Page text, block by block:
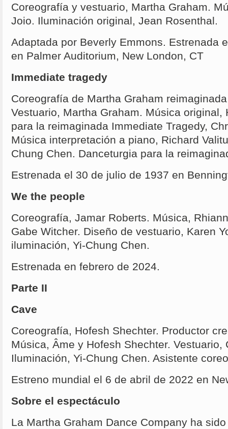
Coreografía y vestuario, Martha Graham.
Joio. Iluminación original, Jean Rosenthal.
Adaptada por Beverly Emmons. Estrenada
en Palmer Auditorium, New London, CT
Immediate tragedy
Coreografía de Martha Graham
Vestuario, Martha Graham. Música original,
para la reimaginada Immediate Tragedy,
Música interpretación a piano, Richard
Chung Chen. Danceturgia para la
Estrenada el 30 de julio de 1937 en
We the people
Coreografía, Jamar Roberts. Música,
Gabe Witcher. Diseño de vestuario, Karen
iluminación, Yi-Chung Chen.
Estrenada en febrero de 2024.
Parte II
Cave
Coreografía, Hofesh Shechter. Productor
Música, Âme y Hofesh Shechter. Vestuario,
Iluminación, Yi-Chung Chen. Asistente
Estreno mundial el 6 de abril de 2022 en
Sobre el espectáculo
La Martha Graham Dance Company ha